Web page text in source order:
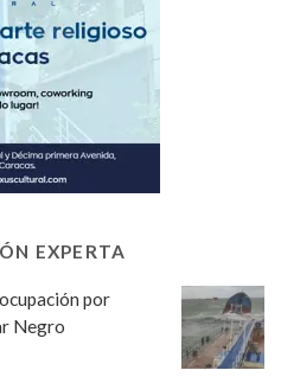
EXPERTA
por
Negro